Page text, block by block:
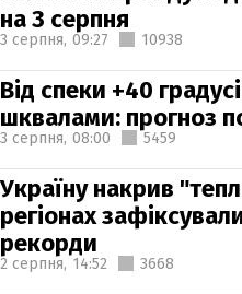
на 3 серпня
3 серпня, 09:27 10938
Від спеки +40
шквалами: прогноз
3 серпня, 08:00 5459
Україну накрив
регіонах
рекорди
2 серпня, 14:52 3668